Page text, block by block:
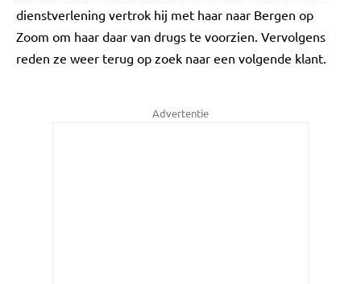
dienstverlening vertrok hij met haar naar Bergen op
Zoom om haar daar van drugs te voorzien. Vervolgens
reden ze weer terug op zoek naar een volgende klant.
Advertentie